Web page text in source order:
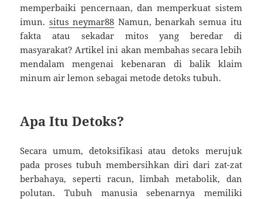
memperbaiki pencernaan, dan memperkuat sistem
imun. situs neymar88 Namun, benarkah semua itu
fakta atau sekadar mitos yang beredar di
masyarakat? Artikel ini akan membahas secara lebih
mendalam mengenai kebenaran di balik klaim
minum air lemon sebagai metode detoks tubuh.
Apa Itu Detoks?
Secara umum, detoksifikasi atau detoks merujuk
pada proses tubuh membersihkan diri dari zat-zat
berbahaya, seperti racun, limbah metabolik, dan
polutan. Tubuh manusia sebenarnya memiliki